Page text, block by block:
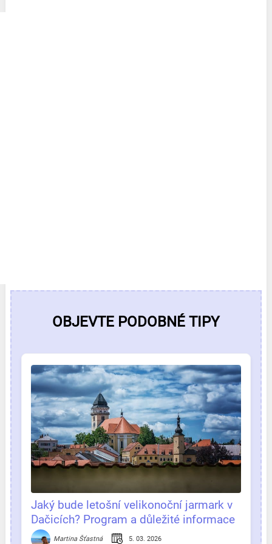
OBJEVTE PODOBNÉ TIPY
Jaký bude letošní velikonoční jarmark v
Dačicích? Program a důležité informace
na jednom místě.
Martina Šťastná 5. 03. 2026